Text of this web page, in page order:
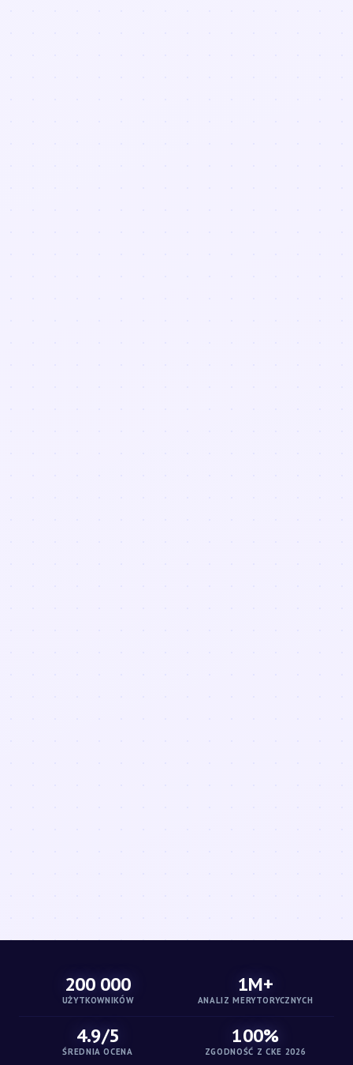
200 000
UŻYTKOWNIKÓW
1M+
ANALIZ MERYTORYCZNYCH
4.9/5
ŚREDNIA OCENA
100%
ZGODNOŚĆ Z CKE 2026